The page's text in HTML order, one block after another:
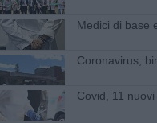
Medici di base
Coronavirus,
Covid, 11